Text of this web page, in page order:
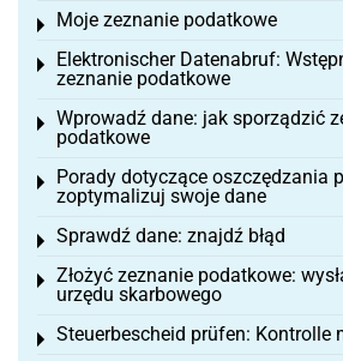
Moje zeznanie podatkowe
Toggle menu
Elektronischer Datenabruf:
zeznanie podatkowe
Toggle menu
Wprowadź dane: jak sporządzić
podatkowe
Toggle menu
Porady dotyczące oszczędzania
zoptymalizuj swoje dane
Toggle menu
Sprawdź dane: znajdź błąd
Toggle menu
Złożyć zeznanie podatkowe:
urzędu skarbowego
Toggle menu
Steuerbescheid prüfen: Kontrolle
Toggle menu